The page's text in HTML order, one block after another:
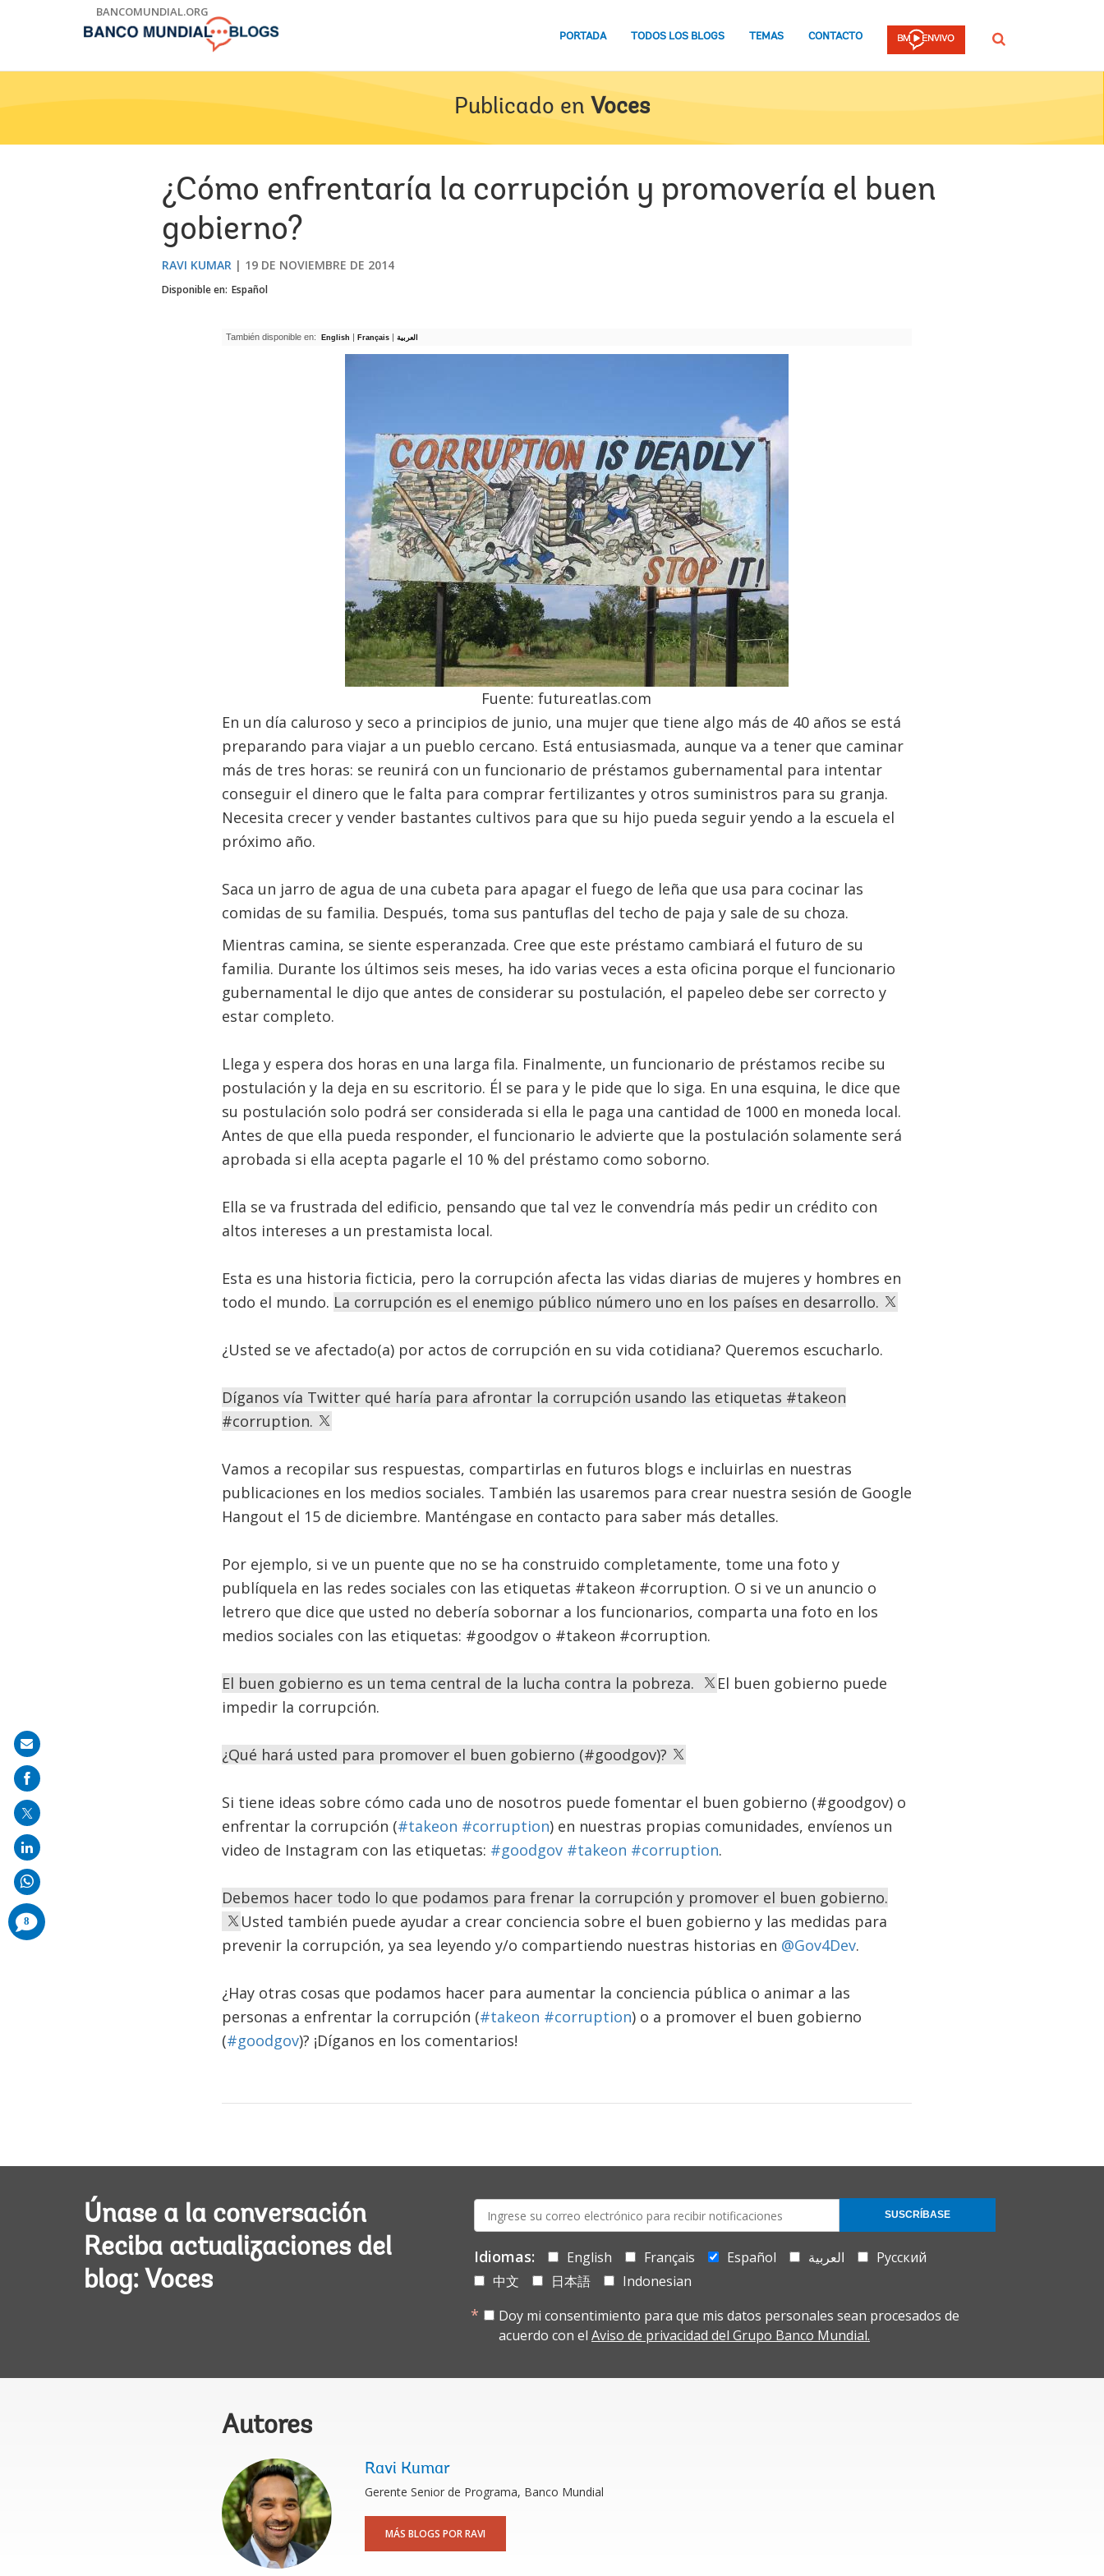
BANCOMUNDIAL.ORG
PORTADA TODOS LOS BLOGS TEMAS CONTACTO Buscar
Publicado en Voces
¿Cómo enfrentaría la corrupción y promovería el buen
gobierno?
RAVI KUMAR 19 DE NOVIEMBRE DE 2014
Disponible en: Español
También disponible en: English | Français| العربية
Fuente: futureatlas.com
En un día caluroso y seco a principios de junio, una mujer que tiene algo más de 40 años se está
preparando para viajar a un pueblo cercano. Está entusiasmada, aunque va a tener que caminar
más de tres horas: se reunirá con un funcionario de préstamos gubernamental para intentar
conseguir el dinero que le falta para comprar fertilizantes y otros suministros para su granja.
Necesita crecer y vender bastantes cultivos para que su hijo pueda seguir yendo a la escuela el
próximo año.
Saca un jarro de agua de una cubeta para apagar el fuego de leña que usa para cocinar las
comidas de su familia. Después, toma sus pantuflas del techo de paja y sale de su choza.
Mientras camina, se siente esperanzada. Cree que este préstamo cambiará el futuro de su
familia. Durante los últimos seis meses, ha ido varias veces a esta oficina porque el funcionario
gubernamental le dijo que antes de considerar su postulación, el papeleo debe ser correcto y
estar completo.
Llega y espera dos horas en una larga fila. Finalmente, un funcionario de préstamos recibe su
postulación y la deja en su escritorio. Él se para y le pide que lo siga. En una esquina, le dice que
su postulación solo podrá ser considerada si ella le paga una cantidad de 1000 en moneda local.
Antes de que ella pueda responder, el funcionario le advierte que la postulación solamente será
aprobada si ella acepta pagarle el 10 % del préstamo como soborno.
Ella se va frustrada del edificio, pensando que tal vez le convendría más pedir un crédito con
altos intereses a un prestamista local.
Esta es una historia ficticia, pero la corrupción afecta las vidas diarias de mujeres y hombres en
todo el mundo. La corrupción es el enemigo público número uno en los países en desarrollo.
¿Usted se ve afectado(a) por actos de corrupción en su vida cotidiana? Queremos escucharlo.
Díganos vía Twitter qué haría para afrontar la corrupción usando las etiquetas #takeon
#corruption.
Vamos a recopilar sus respuestas, compartirlas en futuros blogs e incluirlas en nuestras
publicaciones en los medios sociales. También las usaremos para crear nuestra sesión de Google
Hangout el 15 de diciembre. Manténgase en contacto para saber más detalles.
Por ejemplo, si ve un puente que no se ha construido completamente, tome una foto y
publíquela en las redes sociales con las etiquetas #takeon #corruption. O si ve un anuncio o
letrero que dice que usted no debería sobornar a los funcionarios, comparta una foto en los
medios sociales con las etiquetas: #goodgov o #takeon #corruption.
El buen gobierno es un tema central de la lucha contra la pobreza.
El buen gobierno puede
impedir la corrupción.
¿Qué hará usted para promover el buen gobierno (#goodgov)?
Si tiene ideas sobre cómo cada uno de nosotros puede fomentar el buen gobierno (#goodgov) o
enfrentar la corrupción (#takeon #corruption) en nuestras propias comunidades, envíenos un
video de Instagram con las etiquetas: #goodgov #takeon #corruption.
Debemos hacer todo lo que podamos para frenar la corrupción y promover el buen gobierno.
Usted también puede ayudar a crear conciencia sobre el buen gobierno y las medidas para
prevenir la corrupción, ya sea leyendo y/o compartiendo nuestras historias en @Gov4Dev.
¿Hay otras cosas que podamos hacer para aumentar la conciencia pública o animar a las
personas a enfrentar la corrupción (#takeon #corruption) o a promover el buen gobierno
(#goodgov)? ¡Díganos en los comentarios!
Únase a la conversación
Reciba actualizaciones del
blog: Voces
mail:
Idiomas: English Français Español العربية
Русский
中文
日本語
Indonesian
Doy mi consentimiento para que mis datos personales sean procesados de
acuerdo con el Aviso de privacidad del Grupo Banco Mundial.
SUSCRÍBASE
Autores
Ravi Kumar
Gerente Senior de Programa, Banco Mundial
MÁS BLOGS POR RAVI
Share
on
mail
8
comments
added